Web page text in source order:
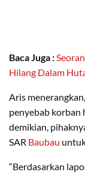
Baca Juga :
Hilang Dalam
Aris
penyebab korban
demikian,
SAR Baubau
“Berdasarkan